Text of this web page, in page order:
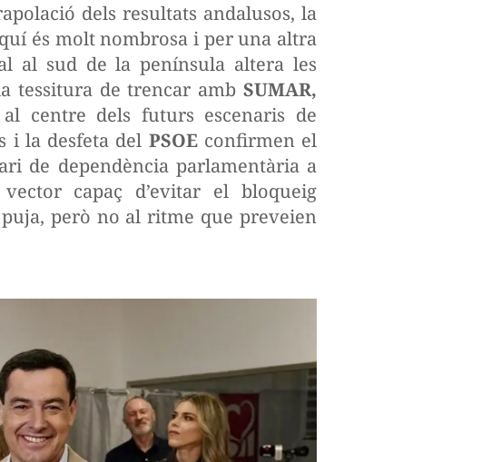
dels resultats andalusos, la
és molt nombrosa i per una altra
al sud de la península altera les
tessitura de trencar ambSUMAR,
centre dels futurs escenaris de
i la desfeta del PSOEconfirmen el
de dependència parlamentària a
capaç d’evitar el bloqueig
però no al ritme que preveien